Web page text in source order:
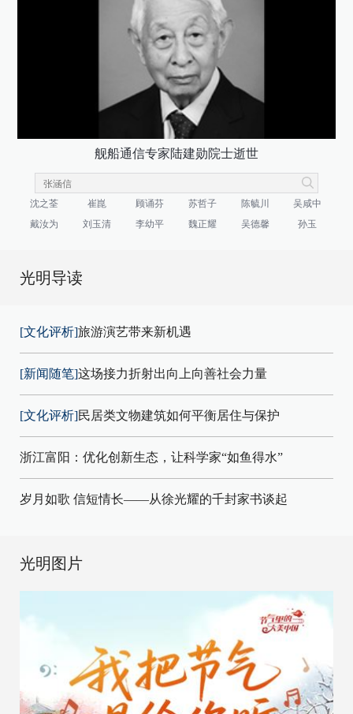
舰船通信专家陆建勋院士逝世
沈之荃 崔崑 顾诵芬 苏哲子 陈毓川
吴咸中
戴汝为
刘玉清 李幼平 魏正耀 吴德馨 孙玉
光明导读
[文化评析]旅游演艺带来新机遇
[新闻随笔]这场接力折射出向上向善社会力量
[文化评析]民居类文物建筑如何平衡居住与保护
浙江富阳：优化创新生态，让科学家“如鱼得水”
岁月如歌 信短情长——从徐光耀的千封家书谈起
光明图片